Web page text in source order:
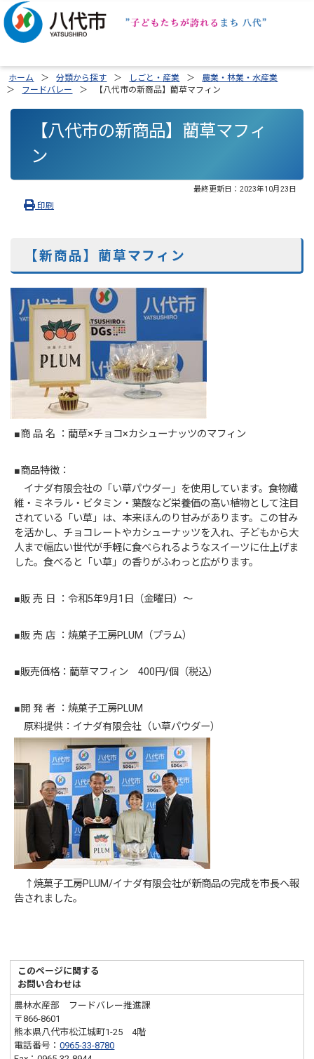
ホーム 分類から探す しごと・産業
農業・林業・水産業
フードバレー
【八代市の新商品】藺草マフィン
【八代市の新商品】藺草マフィ
ン
最終更新日： 2023年10月23日
印刷
【新商品】藺草マフィン
■商 品 名 ：藺草×チョコ×カシューナッツのマフィン
■商品特徴：
イナダ有限会社の「い草パウダー」を使用しています。食物繊
維・ミネラル・ビタミン・葉酸など栄養価の高い植物として注目
されている「い草」は、本来ほんのり甘みがあります。この甘み
を活かし、チョコレートやカシューナッツを入れ、子どもから大
人まで幅広い世代が手軽に食べられるようなスイーツに仕上げま
した。食べると「い草」の香りがふわっと広がります。
■販 売 日 ：令和5年9月1日（金曜日）～
■販 売 店 ：焼菓子工房PLUM（プラム）
■販売価格：藺草マフィン 400円/個（税込）
■開 発 者 ：焼菓子工房PLUM
原料提供：イナダ有限会社（い草パウダー）
↑焼菓子工房PLUM/イナダ有限会社が新商品の完成を市長へ報
告されました。
このページに関する
お問い合わせは
農林水産部 フードバレー推進課
〒866-8601
熊本県八代市松江城町1-25 4階
電話番号：0965-33-8780